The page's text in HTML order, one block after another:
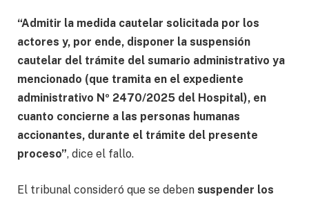
“Admitir la medida cautelar solicitada por los
actores y, por ende, disponer la suspensión
cautelar del trámite del sumario administrativo ya
mencionado (que tramita en el expediente
administrativo Nº 2470/2025 del Hospital), en
cuanto concierne a las personas humanas
accionantes, durante el trámite del presente
proceso”, dice el fallo.
El tribunal consideró que se deben suspender los